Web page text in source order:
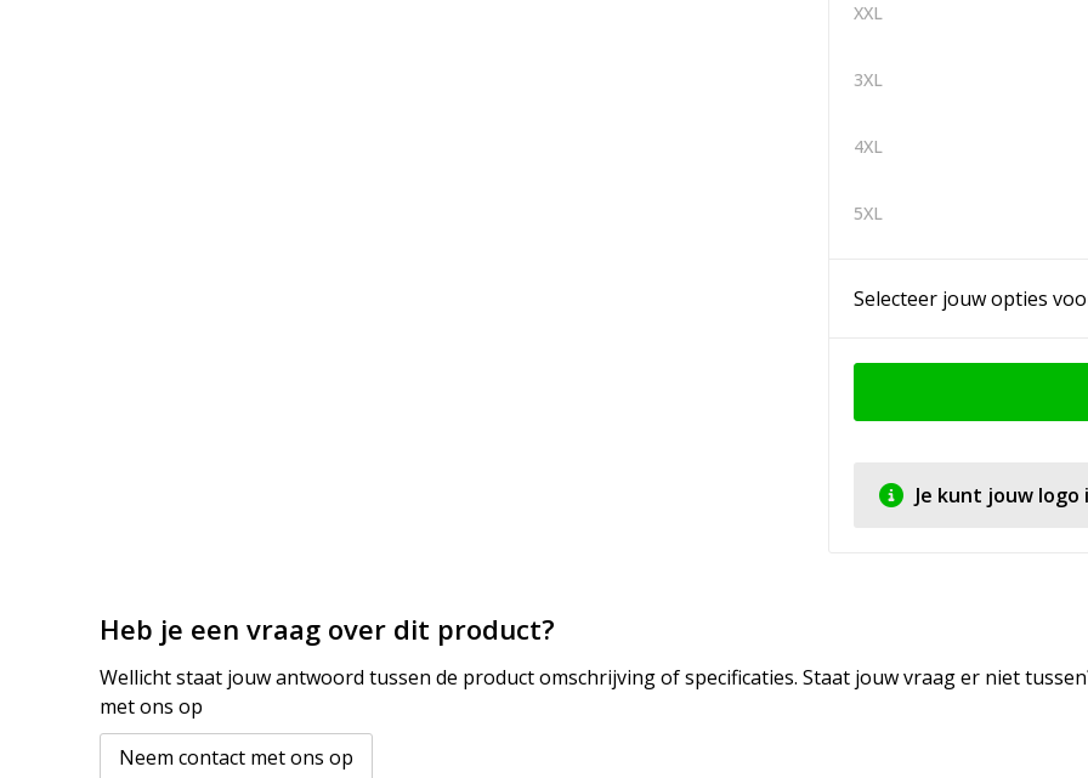
XXL
3XL
4XL
5XL
Selecteer jouw opties
Je kunt jouw
Heb je een vraag over dit product?
Wellicht staat jouw antwoord tussen de product omschrijving of specificaties. Staat jouw vraag er niet
met ons op
Neem contact met ons op